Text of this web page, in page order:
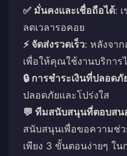
✅ มั่นคงและเชื่อถือได้:
ลดเวลารอคอย
⚡ จัดส่งรวดเร็ว: หลังจา
เพื่อให้คุณใช้งานบริการ
🔒 การชำระเงินที่ปลอดภั
ปลอดภัยและโปร่งใส
💬 ทีมสนับสนุนที่ตอบสน
สนับสนุนเพื่อขอความช่ว
เพียง 3 ขั้นตอนง่ายๆ ใ